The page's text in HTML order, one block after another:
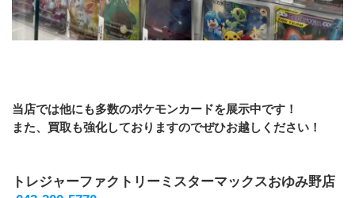
当店では他にも多数のポケモンカードを展示中です！
また、買取も強化しておりますのでぜひお越しください！
トレジャーファクトリーミスターマックスおゆみ野店